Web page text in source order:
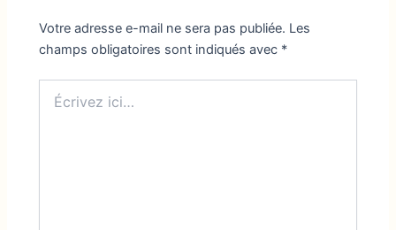
Votre adresse e-mail ne sera pas publiée. Les
champs obligatoires sont indiqués avec *
ici…